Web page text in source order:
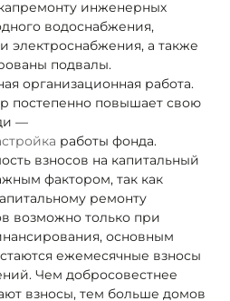
инженерных
водоснабжения,
и электроснабжения, а также
подвалы.
организационная работа.
постепенно повышает свою
—
работы фонда.
взносов на капитальный
фактором, так как
ремонту
возможно только при
основным
ежемесячные взносы
Чем добросовестнее
взносы, тем больше домов